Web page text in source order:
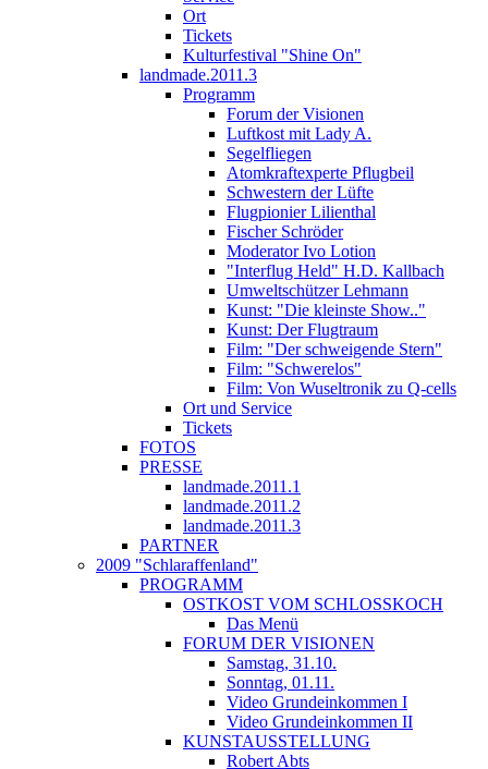
Ort
Tickets
Kulturfestival "Shine On"
landmade.2011.3
Programm
Forum der Visionen
Luftkost mit Lady A.
Segelfliegen
Atomkraftexperte Pflugbeil
Schwestern der Lüfte
Flugpionier Lilienthal
Fischer Schröder
Moderator Ivo Lotion
"Interflug Held" H.D. Kallbach
Umweltschützer Lehmann
Kunst: "Die kleinste Show.."
Kunst: Der Flugtraum
Film: "Der schweigende Stern"
Film: "Schwerelos"
Film: Von Wuseltronik zu Q-cells
Ort und Service
Tickets
FOTOS
PRESSE
landmade.2011.1
landmade.2011.2
landmade.2011.3
PARTNER
2009 "Schlaraffenland"
PROGRAMM
OSTKOST VOM SCHLOSSKOCH
Das Menü
FORUM DER VISIONEN
Samstag, 31.10.
Sonntag, 01.11.
Video Grundeinkommen I
Video Grundeinkommen II
KUNSTAUSSTELLUNG
Robert Abts